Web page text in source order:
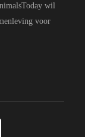
wil
voor